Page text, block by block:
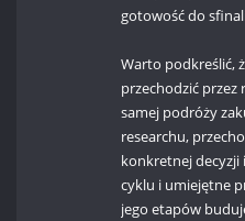
gotowość do
Warto podkreślić,
przechodzić przez
samej podróży
researchu,
konkretnej decyzji
cyklu i umiejętne
jego etapów